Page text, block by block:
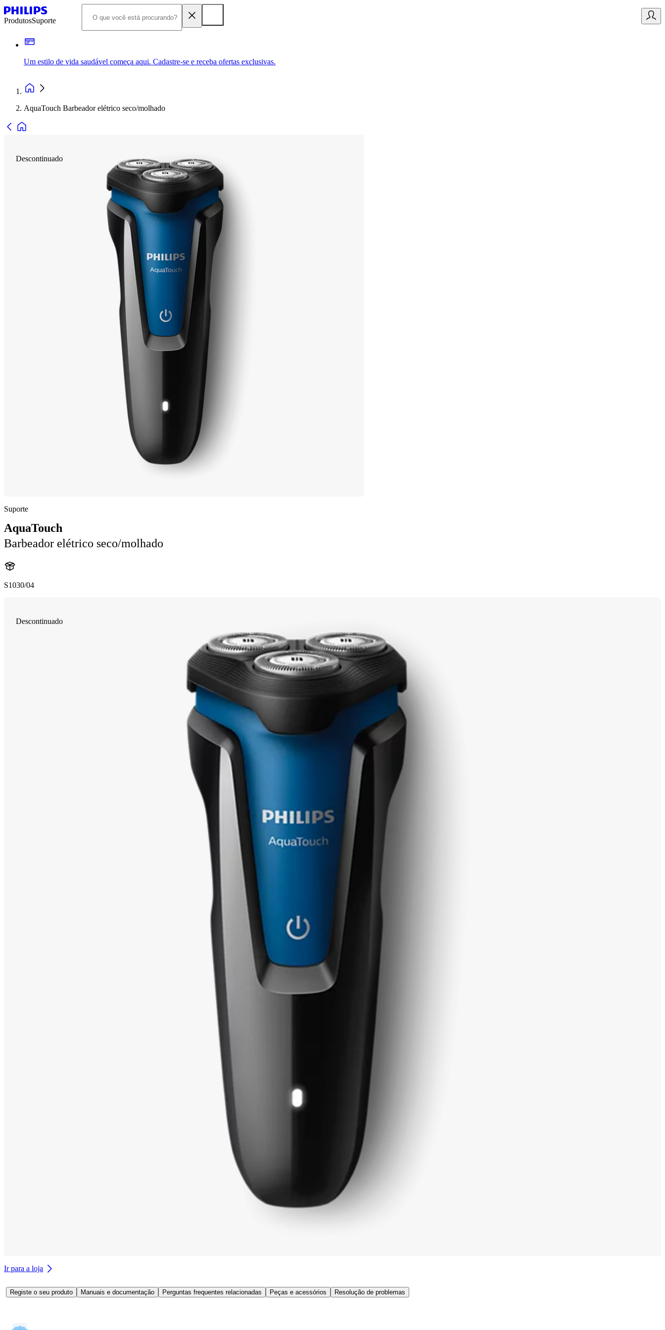
ProdutosSuporte
Um estilo de vida saudável começa aqui. Cadastre-se e receba ofertas exclusivas.
AquaTouch Barbeador elétrico seco/molhado
Descontinuado
Suporte
AquaTouch
Barbeador elétrico seco/molhado
S1030/04
Descontinuado
Ir para a loja
Registe o seu produto Manuais e documentação Perguntas frequentes relacionadas Peças e acessórios Resolução de problemas